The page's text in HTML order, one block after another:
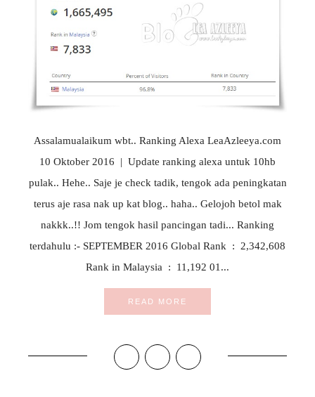
Assalamualaikum wbt.. Ranking Alexa LeaAzleeya.com
10 Oktober 2016 | Update ranking alexa untuk 10hb
pulak.. Hehe.. Saje je check tadik, tengok ada peningkatan
terus aje rasa nak up kat blog.. haha.. Gelojoh betol mak
nakkk..!! Jom tengok hasil pancingan tadi... Ranking
terdahulu :- SEPTEMBER 2016 Global Rank : 2,342,608
Rank in Malaysia : 11,192 01...
READ MORE